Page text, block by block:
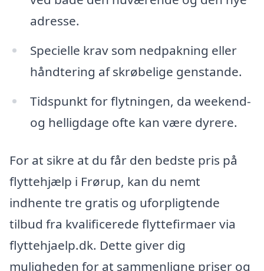
adresse.
Specielle krav som nedpakning eller
håndtering af skrøbelige genstande.
Tidspunkt for flytningen, da weekend-
og helligdage ofte kan være dyrere.
For at sikre at du får den bedste pris på
flyttehjælp i Frørup, kan du nemt
indhente tre gratis og uforpligtende
tilbud fra kvalificerede flyttefirmaer via
flyttehjaelp.dk. Dette giver dig
muligheden for at sammenligne priser og